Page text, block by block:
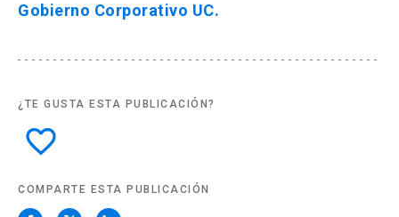
Gobierno Corporativo UC.
¿TE GUSTA ESTA PUBLICACIÓN?
favorite_border
COMPARTE ESTA PUBLICACIÓN